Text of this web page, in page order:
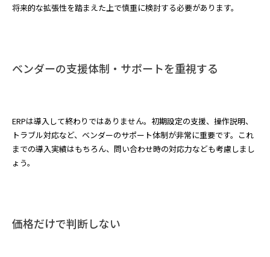
将来的な拡張性を踏まえた上で慎重に検討する必要があります。
ベンダーの支援体制・サポートを重視する
ERPは導入して終わりではありません。初期設定の支援、操作説明、
トラブル対応など、ベンダーのサポート体制が非常に重要です。これ
までの導入実績はもちろん、問い合わせ時の対応力なども考慮しまし
ょう。
価格だけで判断しない